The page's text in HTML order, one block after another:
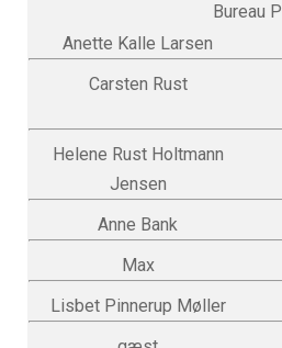
Bureau P
Anette Kalle Larsen
Carsten Rust
Helene Rust Holtmann
Jensen
Anne Bank
Max
Lisbet Pinnerup Møller